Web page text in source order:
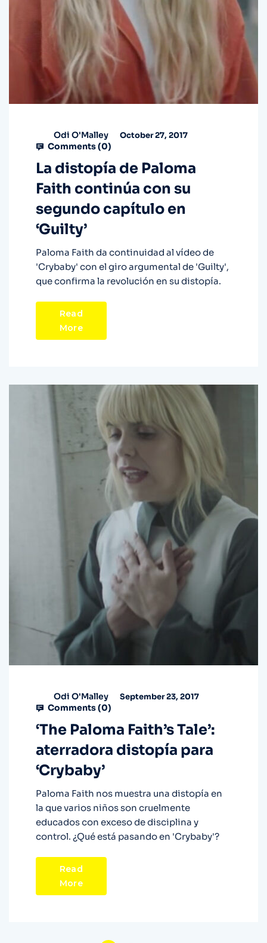
Odi O'Malley October 27, 2017
Comments (0)
La distopía de Paloma
Faith continúa con su
segundo capítulo en
‘Guilty’
Paloma Faith da continuidad al vídeo de
'Crybaby' con el giro argumental de 'Guilty',
que confirma la revolución en su distopía.
Read
More
Odi O'Malley September 23, 2017
Comments (0)
‘The Paloma Faith’s Tale’:
aterradora distopía para
‘Crybaby’
Paloma Faith nos muestra una distopía en
la que varios niños son cruelmente
educados con exceso de disciplina y
control. ¿Qué está pasando en 'Crybaby'?
Read
More